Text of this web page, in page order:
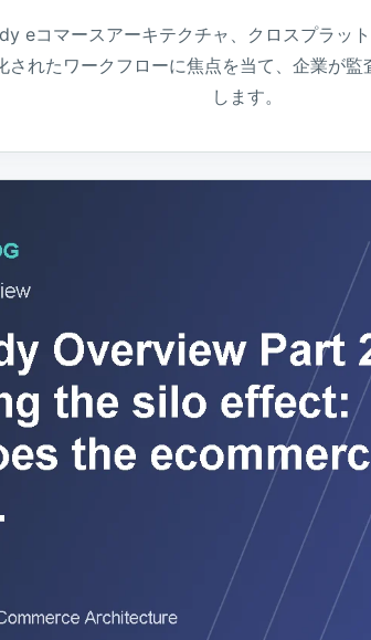
eコマースアーキテクチャ、クロスプラッ
されたワークフローに焦点を当て、企業が
します。